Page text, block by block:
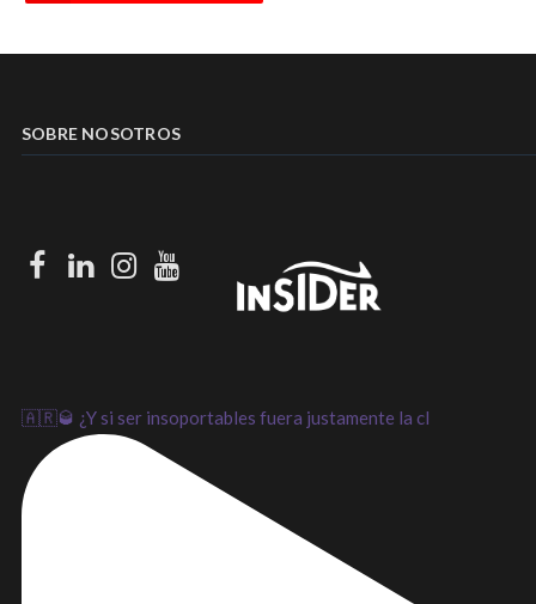
SOBRE NOSOTROS
Facebook
LinkedIn
Instagram
Youtube
🇦🇷🥃 ¿Y si ser insoportables fuera justamente la cl